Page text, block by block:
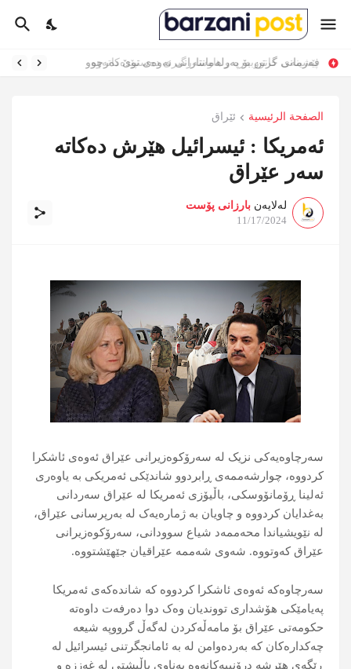
فەرمانی گرتن بۆ پەرلەمانتارانی نەوەی نوێ دەرچوو
الصفحة الرئيسية ئێراق
ئەمریکا : ئیسرائیل هێرش دەکاتە
سەر عێراق
لەلایەن بارزانی پۆست
11/17/2024
سەرچاوەیەکی نزیک لە سەرۆکوەزیرانی عێراق ئەوەی ئاشکرا
کردووە، چوارشەممەی ڕابردوو شاندێکی ئەمریکی بە یاوەری
ئەلینا ڕۆمانۆوسکی، باڵیۆزی ئەمریکا لە عێراق سەردانی
بەغدایان کردووە و چاویان بە ژمارەیەک لە بەرپرسانی عێراق،
لە نێویشیاندا محەممەد شیاع سوودانی، سەرۆکوەزیرانی
عێراق کەوتووە. شەوی شەممە عێراقیان جێهێشتووە.
سەرچاوەکە ئەوەی ئاشکرا کردووە کە شاندەکەی ئەمریکا
پەیامێکی هۆشداری تووندیان وەک دوا دەرفەت داوەتە
حکومەتی عێراق بۆ مامەڵەکردن لەگەڵ گرووپە شیعە
چەکدارەکان کە بەردەوامن لە بە ئامانجگرتنی ئیسرائیل لە
ڕێگەی هێرشە درۆنییەکانەوە بەناوی پاڵپشتی لە غەززە و